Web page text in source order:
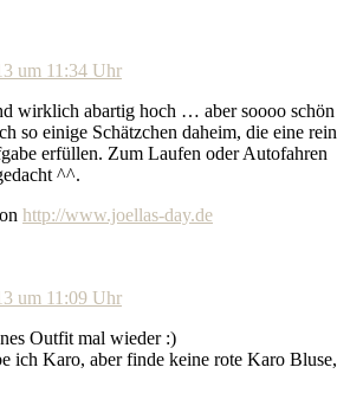
um 11:34 Uhr
wirklich abartig hoch … aber soooo schön
so einige Schätzchen daheim, die eine rein
erfüllen. Zum Laufen oder Autofahren
^^.
http://www.joellas-day.de
um 11:09 Uhr
Outfit mal wieder :)
ich Karo, aber finde keine rote Karo Bluse,